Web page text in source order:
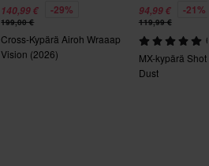
325 x 425 x 275 mm
140,99 € -29%
199,00 €
Cross-Kypärä Airoh Wraaap
Vision (2026)
94,99 € -21%
119,99 €
MX-kypärä
Dust